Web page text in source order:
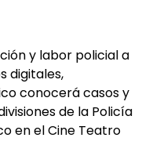
y labor policial a
digitales,
conocerá casos y
de la Policía
en el Cine Teatro